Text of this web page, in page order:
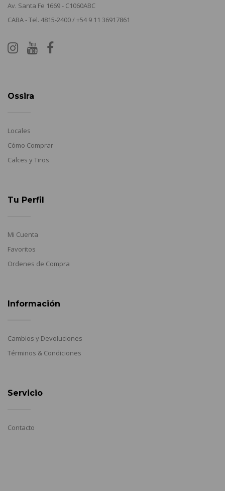
Av. Santa Fe 1669 - C1060ABC
CABA - Tel. 4815-2400 / +54 9 11 36917861
Ossira
Locales
Cómo Comprar
Calces y Tiros
Tu Perfil
Mi Cuenta
Favoritos
Ordenes de Compra
Información
Cambios y Devoluciones
Términos & Condiciones
Servicio
Contacto